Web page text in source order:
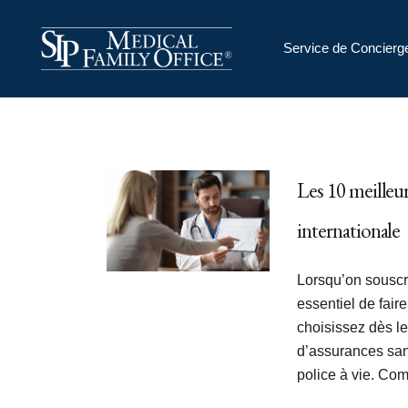
Service de
Les 10
internationale
Lorsqu’on
essentiel de
choisissez dès
d’assurances
police à vie.